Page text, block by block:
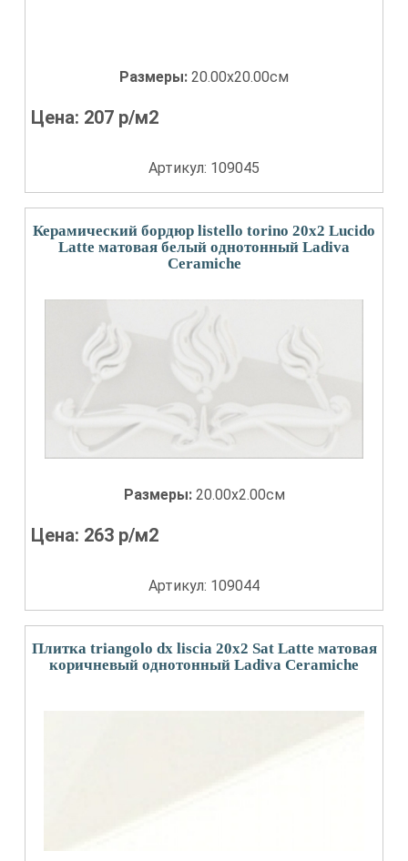
Размеры: 20.00x20.00см
Цена: 207 р/м2
Артикул: 109045
Керамический бордюр listello torino 20x2 Lucido
Latte матовая белый однотонный Ladiva
Сeramiche
Размеры: 20.00x2.00см
Цена: 263 р/м2
Артикул: 109044
Плитка triangolo dx liscia 20x2 Sat Latte матовая
коричневый однотонный Ladiva Сeramiche